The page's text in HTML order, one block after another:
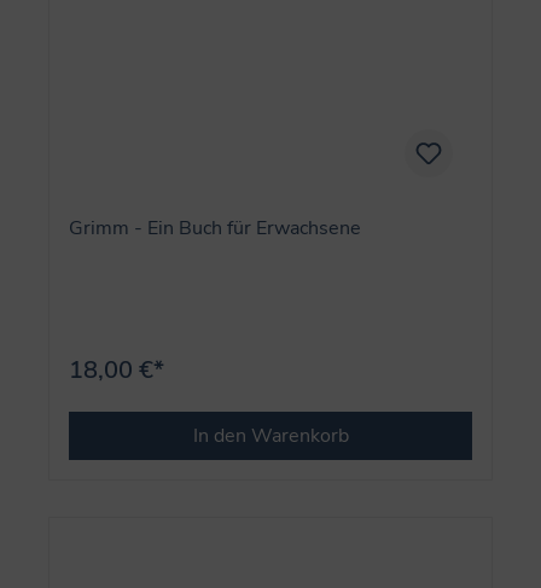
Grimm - Ein Buch für Erwachsene
18,00 €*
In den Warenkorb